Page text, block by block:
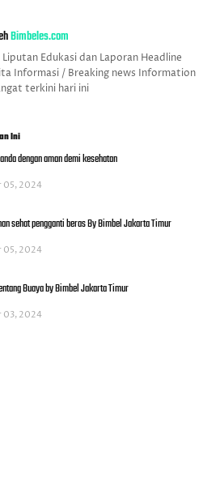
Bimbeles.com
Edukasi dan Laporan Headline
Informasi / Breaking news Information
terkini hari ini
Ini
dengan aman demi kesehatan
05, 2024
sehat pengganti beras By Bimbel Jakarta Timur
05, 2024
Buaya by Bimbel Jakarta Timur
03, 2024